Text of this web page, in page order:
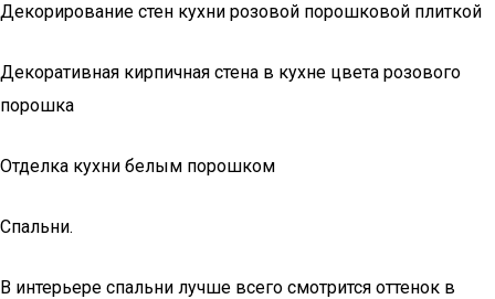
Декорирование стен кухни розовой порошковой плиткой
Декоративная кирпичная стена в кухне цвета розового
порошка
Отделка кухни белым порошком
Спальни.
В интерьере спальни лучше всего смотрится оттенок в